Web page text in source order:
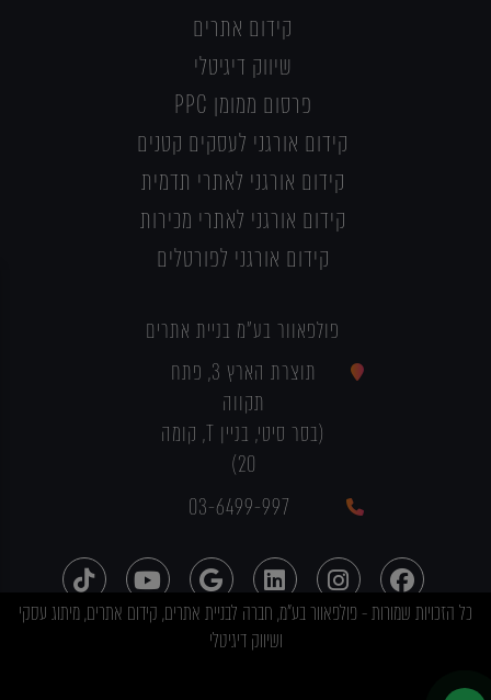
קידום אתרים
שיווק דיגיטלי
פרסום ממומן PPC
קידום אורגני לעסקים קטנים
קידום אורגני לאתרי תדמית
קידום אורגני לאתרי מכירות
קידום אורגני לפורטלים
פולפאוור בע"מ בניית אתרים
תוצרת הארץ 3, פתח
תקווה
(בסר סיטי, בניין T, קומה
20)
03-6499-997
כל הזכויות שמורות - פולפאוור בע"מ, חברה לבניית אתרים, קידום אתרים, מיתוג עסקי
ושיווק דיגיטלי